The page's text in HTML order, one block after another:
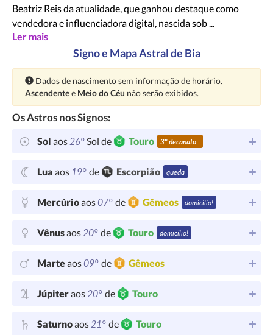
Beatriz Reis da atualidade, que ganhou destaque como
vendedora e influenciadora digital, nascida sob ...
Ler mais
Signo e Mapa Astral de Bia
Atenção:
Dados de nascimento sem informação de horário.
Ascendentee Meio do Céu não serão exibidos.
Os Astros nos Signos:
Sol aos26°Sol de Touro 3º decanato
Lua aos 19° de Escorpião queda
Mercúrioaos07° de Gêmeos domicílio!
Vênusaos20° de Touro domicílio!
Marteaos09° de Gêmeos
Júpiteraos20° de Touro
Saturnoaos21° de Touro